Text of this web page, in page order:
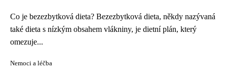
Co je bezezbytková dieta? Bezezbytková dieta, někdy nazývaná
také dieta s nízkým obsahem vlákniny, je dietní plán, který
omezuje...
Nemoci a léčba